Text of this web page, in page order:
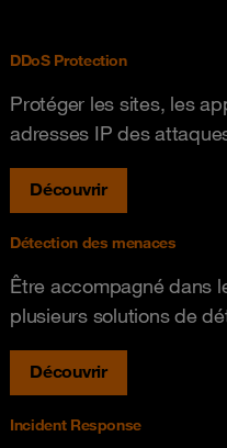
DDoS Protection
Protéger les sites, les
adresses IP des
Découvrir
Détection des menaces
Être accompagné dans
plusieurs solutions de
Découvrir
Incident Response